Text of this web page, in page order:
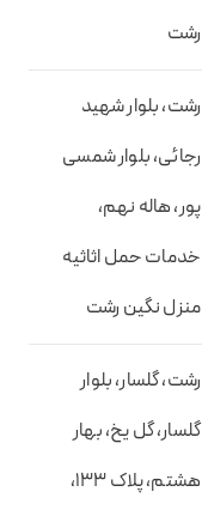
رشت
رشت، بلوار شهید
رجائی، بلوار شمسی
پور، هاله نهم،
خدمات حمل اثاثیه
منزل نگین رشت
رشت، گلسار، بلوار
گلسار، گل یخ، بهار
هشتم، پلاک 133،